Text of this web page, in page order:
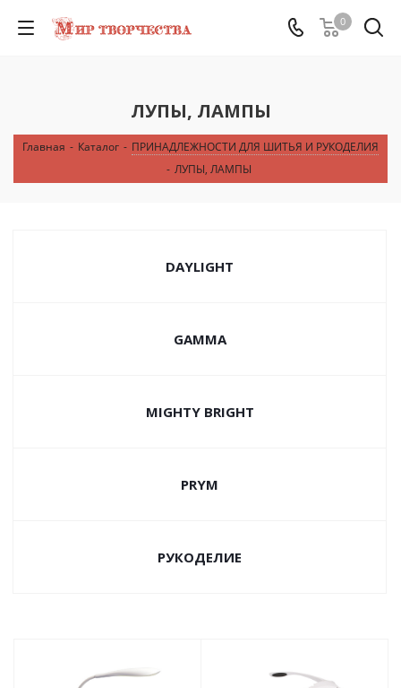
0
ЛУПЫ, ЛАМПЫ
Главная - Каталог - ПРИНАДЛЕЖНОСТИ ДЛЯ ШИТЬЯ И РУКОДЕЛИЯ
- ЛУПЫ, ЛАМПЫ
DAYLIGHT
GAMMA
MIGHTY BRIGHT
PRYM
РУКОДЕЛИЕ